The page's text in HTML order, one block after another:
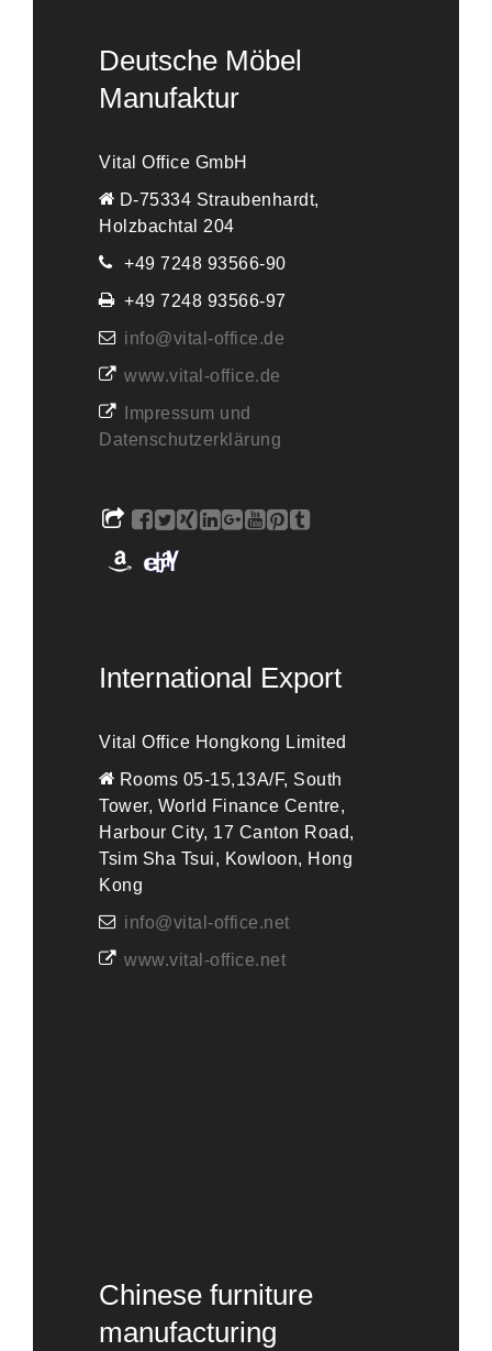
Deutsche Möbel
Manufaktur
Vital Office GmbH
D-75334 Straubenhardt,
Holzbachtal 204
+49 7248 93566-90
+49 7248 93566-97
info@vital-office.de
www.vital-office.de
Impressum und
Datenschutzerklärung
International Export
Vital Office Hongkong Limited
Rooms 05-15,13A/F, South
Tower, World Finance Centre,
Harbour City, 17 Canton Road,
Tsim Sha Tsui, Kowloon, Hong
Kong
info@vital-office.net
www.vital-office.net
Chinese furniture
manufacturing